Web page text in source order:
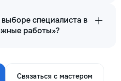
специалиста в
работы»?
Связаться с мастером